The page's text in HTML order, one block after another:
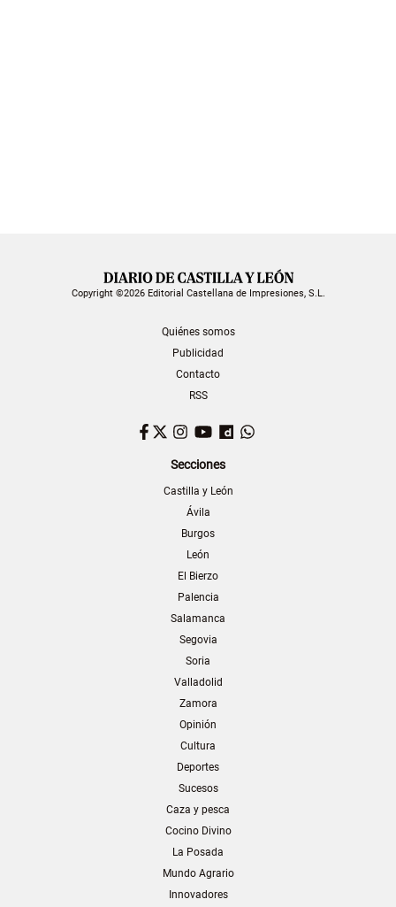
Copyright ©2026 Editorial Castellana de Impresiones, S.L.
Quiénes somos
Publicidad
Contacto
RSS
Facebook
TwitterInstagram
YouTubeDailymotion
Secciones
Castilla y León
Ávila
Burgos
León
El Bierzo
Palencia
Salamanca
Segovia
Soria
Valladolid
Zamora
Opinión
Cultura
Deportes
Sucesos
Caza y pesca
Cocino Divino
La Posada
Mundo Agrario
Innovadores